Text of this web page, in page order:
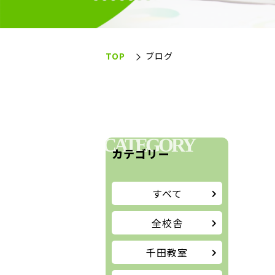
TOP ブログ
CATEGORY
カテゴリー
すべて
全校舎
千田教室